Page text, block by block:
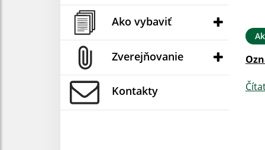
Ako vybaviť
Zverejňovanie
Kontakty